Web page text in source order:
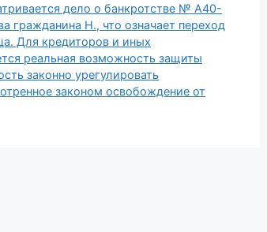
дело о банкротстве № А40-
гражданина Н., что означает переход
Для кредиторов и иных
реальная возможность защиты
законно урегулировать
законом освобождение от